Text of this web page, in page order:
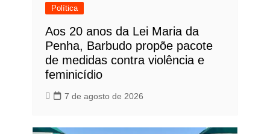
Política
Aos 20 anos da Lei Maria da
Penha, Barbudo propõe pacote
de medidas contra violência e
feminicídio
7 de agosto de 2026